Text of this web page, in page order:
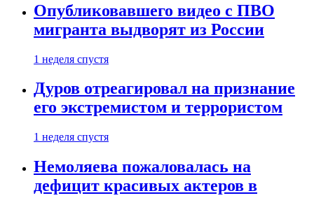
Опубликовавшего видео с ПВО
мигранта выдворят из России
1 неделя спустя
Дуров отреагировал на признание
его экстремистом и террористом
1 неделя спустя
Немоляева пожаловалась на
дефицит красивых актеров в